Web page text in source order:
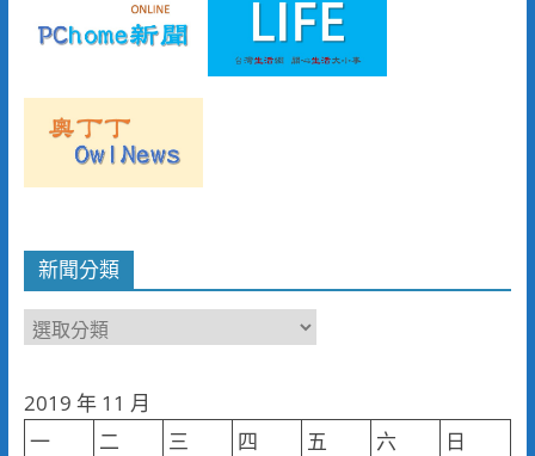
新聞分類
新
類
2019 年 11 月
一
二 三 四 五 六
日